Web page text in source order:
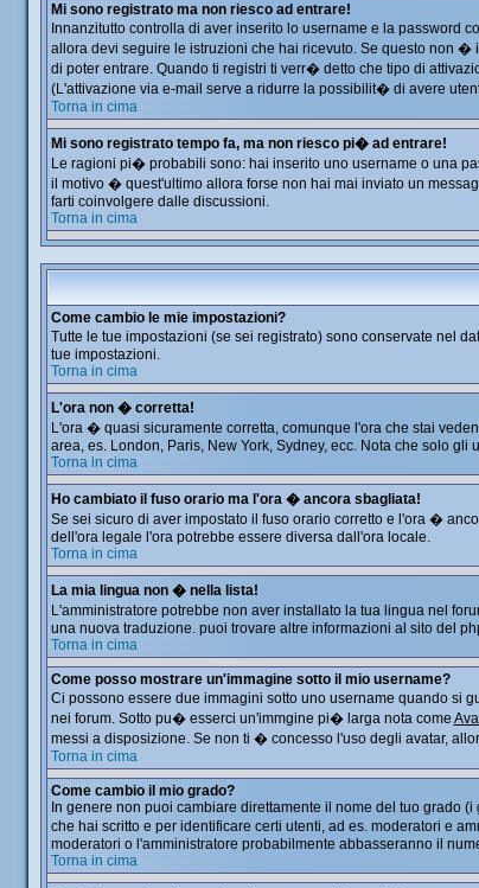
Mi sono registrato ma non riesco ad entrare!
Innanzitutto controlla di aver inserito lo username e la password
allora devi seguire le istruzioni che hai ricevuto. Se questo non �
di poter entrare. Quando ti registri ti verr� detto che tipo di
(L'attivazione via e-mail serve a ridurre la possibilit� di avere
Torna in cima
Mi sono registrato tempo fa, ma non riesco pi� ad entrare!
Le ragioni pi� probabili sono: hai inserito uno username o una
il motivo � quest'ultimo allora forse non hai mai inviato un
farti coinvolgere dalle discussioni.
Torna in cima
Come cambio le mie impostazioni?
Tutte le tue impostazioni (se sei registrato) sono conservate nel
tue impostazioni.
Torna in cima
L'ora non � corretta!
L'ora � quasi sicuramente corretta, comunque l'ora che stai
area, es. London, Paris, New York, Sydney, ecc. Nota che solo
Torna in cima
Ho cambiato il fuso orario ma l'ora � ancora sbagliata!
Se sei sicuro di aver impostato il fuso orario corretto e l'ora �
dell'ora legale l'ora potrebbe essere diversa dall'ora locale.
Torna in cima
La mia lingua non � nella lista!
L'amministratore potrebbe non aver installato la tua lingua nel
una nuova traduzione. puoi trovare altre informazioni al sito del
Torna in cima
Come posso mostrare un'immagine sotto il mio username?
Ci possono essere due immagini sotto uno username quando si
nei forum. Sotto pu� esserci un'immgine pi� larga nota come
messi a disposizione. Se non ti � concesso l'uso degli avatar,
Torna in cima
Come cambio il mio grado?
In genere non puoi cambiare direttamente il nome del tuo grado
che hai scritto e per identificare certi utenti, ad es. moderatori e
moderatori o l'amministratore probabilmente abbasseranno il
Torna in cima